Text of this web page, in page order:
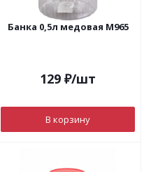
Банка 0,5л медовая М965
129 ₽/шт
В корзину